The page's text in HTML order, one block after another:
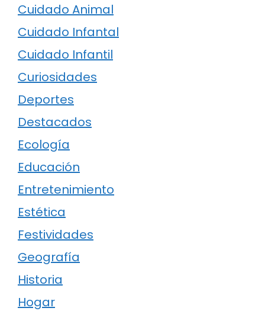
Cuidado Animal
Cuidado Infantal
Cuidado Infantil
Curiosidades
Deportes
Destacados
Ecología
Educación
Entretenimiento
Estética
Festividades
Geografía
Historia
Hogar